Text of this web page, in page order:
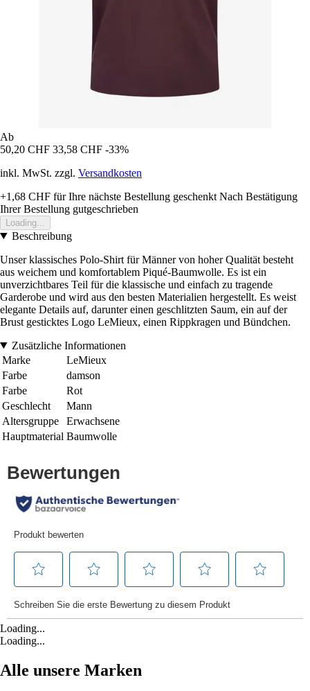
Ab
50,20 CHF 33,58 CHF -33%
inkl. MwSt. zzgl. Versandkosten
+1,68 CHF für Ihre nächste Bestellung geschenkt Nach Bestätigung
Ihrer Bestellung gutgeschrieben
Loading...
Beschreibung
Unser klassisches Polo-Shirt für Männer von hoher Qualität besteht
aus weichem und komfortablem Piqué-Baumwolle. Es ist ein
unverzichtbares Teil für die klassische und einfach zu tragende
Garderobe und wird aus den besten Materialien hergestellt. Es weist
elegante Details auf, darunter einen geschlitzten Saum, ein auf der
Brust gesticktes Logo LeMieux, einen Rippkragen und Bündchen.
Zusätzliche Informationen
Marke
LeMieux
Farbe
damson
Farbe
Rot
Geschlecht
Mann
Altersgruppe
Erwachsene
Hauptmaterial Baumwolle
Loading...
Loading...
Alle unsere Marken